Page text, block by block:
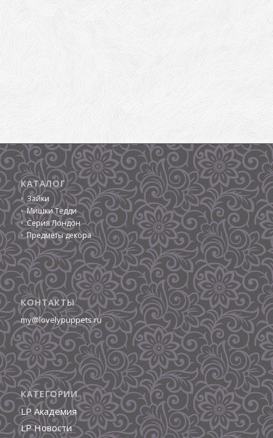
КАТАЛОГ
Зайки
Мишки Тедди
Серия Лондон
Предметы декора
КОНТАКТЫ
my@lovelypuppets.ru
КАТЕГОРИИ
LP Академия
LP Новости